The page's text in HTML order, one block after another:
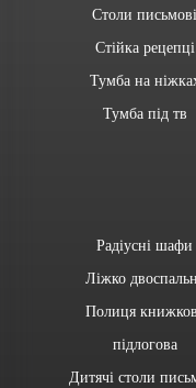
Столи письмові
Стійка рецепці
Тумба на
Тумба під тв
Радіусні шафи
Ліжко
Полиця
підлогова
Дитячі столи